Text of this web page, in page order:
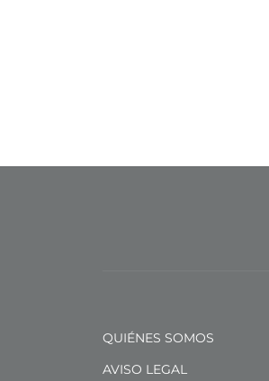
QUIÉNES SOMOS
AVISO LEGAL